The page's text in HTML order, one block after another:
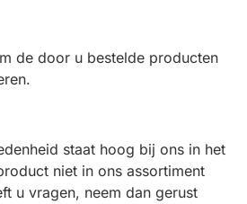
de door u bestelde producten
staat hoog bij ons in het
niet in ons assortiment
u vragen, neem dan gerust